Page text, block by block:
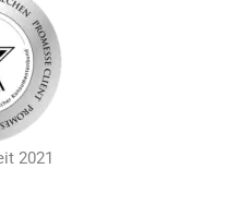
2021